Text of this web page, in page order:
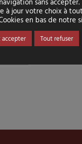
plat
à jour votre choix à
en bas de notre
accepter Tout refuser